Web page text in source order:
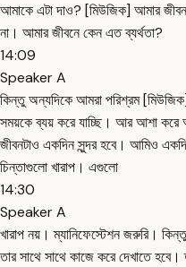
আমাকে এটা দাও? [মিউজিক] আমার
না। আমার জীবনে কেন এত ব্যর্থতা?
14:09
Speaker A
কিন্তু অন্যদিকে আমরা পরিশ্রম
সময়কে ব্যয় করে যাচ্ছি। আর আশা
জীবনটাও একদিন সুন্দর হবে। আমিও
চিন্তাগুলো খারাপ। এগুলো
14:30
Speaker A
খারাপ নয়। ম্যানিফেস্টেশন জরুরি।
তার সাথে সাথে কাজে করে দেখাতে